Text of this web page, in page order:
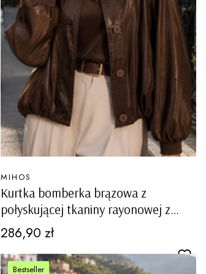
Kurtka bomberka brązowa z
połyskującej tkaniny rayonowej z
kieszeniami na guziki Paularo
PRODUCENT
MIHOS
Cena
286,90 zł
Bestseller